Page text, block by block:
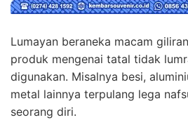
Lumayan beraneka macam
produk mengenai tatal tidak
digunakan. Misalnya besi,
metal lainnya terpulang lega
seorang diri.